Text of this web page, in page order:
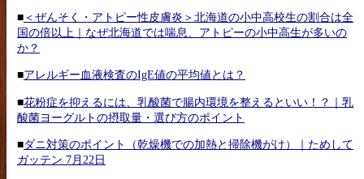
■＜ぜんそく・アトピー性皮膚炎＞北海道の小中高校生の割合は全
国の倍以上｜なぜ北海道では喘息、アトピーの小中高生が多いの
か？
■アレルギー血液検査のIgE値の平均値とは？
■花粉症を抑えるには、乳酸菌で腸内環境を整えるといい！？｜乳
酸菌ヨーグルトの摂取量・選び方のポイント
■ダニ対策のポイント（乾燥機での加熱と掃除機がけ）｜ためして
ガッテン 7月22日